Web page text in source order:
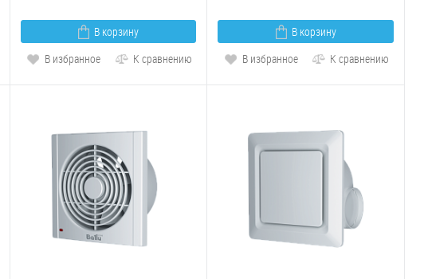
В корзину
В избранное
К сравнению
В корзину
В избранное
К сравнению